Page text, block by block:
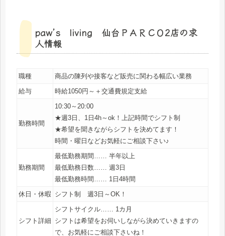
paw’s living 仙台ＰＡＲＣＯ2店の求
人情報
職種
商品の陳列や接客など販売に関わる幅広い業務
給与
時給1050円～＋交通費規定支給
勤務時間
10:30～20:00
★週3日、1日4h～ok！上記時間でシフト制
★希望を聞きながらシフトを決めてます！
時間・曜日などお気軽にご相談下さい♪
勤務期間
最低勤務期間…… 半年以上
最低勤務日数…… 週3日
最低勤務時間…… 1日4時間
休日・休暇 シフト制 週3日～OK！
シフト詳細
シフトサイクル…… 1カ月
シフトは希望をお伺いしながら決めていきますの
で、お気軽にご相談下さいね！